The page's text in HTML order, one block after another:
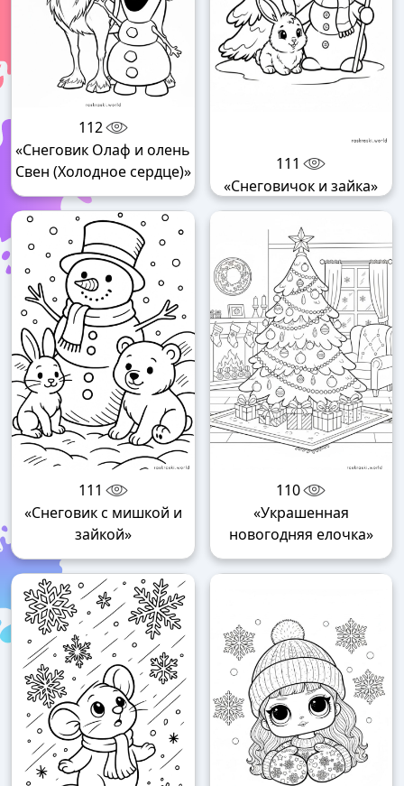
112
«Снеговик Олаф и олень
Свен (Холодное сердце)»
111
«Снеговичок и зайка»
111
«Снеговик с мишкой и
зайкой»
110
«Украшенная
новогодняя елочка»